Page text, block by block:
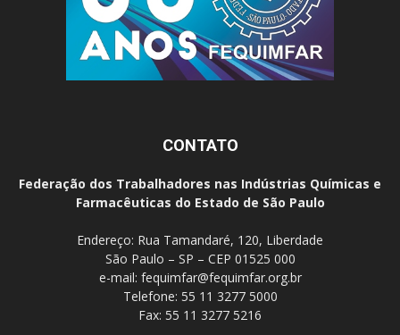
CONTATO
Federação dos Trabalhadores nas Indústrias Químicas e
Farmacêuticas do Estado de São Paulo
Endereço: Rua Tamandaré, 120, Liberdade
São Paulo – SP – CEP 01525 000
e-mail: fequimfar@fequimfar.org.br
Telefone: 55 11 3277 5000
Fax: 55 11 3277 5216